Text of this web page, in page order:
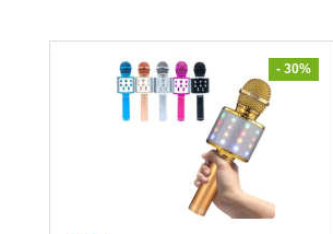
- 30%